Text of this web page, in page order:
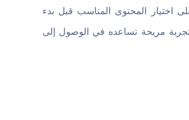
اختيار المحتوى المناسب قبل بدء
مريحة تساعده في الوصول إلى